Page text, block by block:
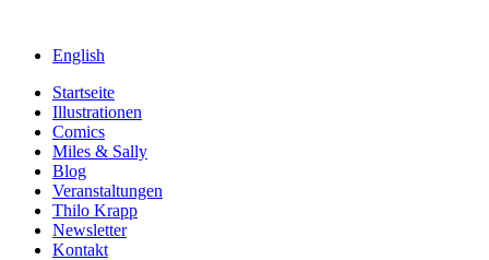
English
Startseite
Illustrationen
Comics
Miles & Sally
Blog
Veranstaltungen
Thilo Krapp
Newsletter
Kontakt